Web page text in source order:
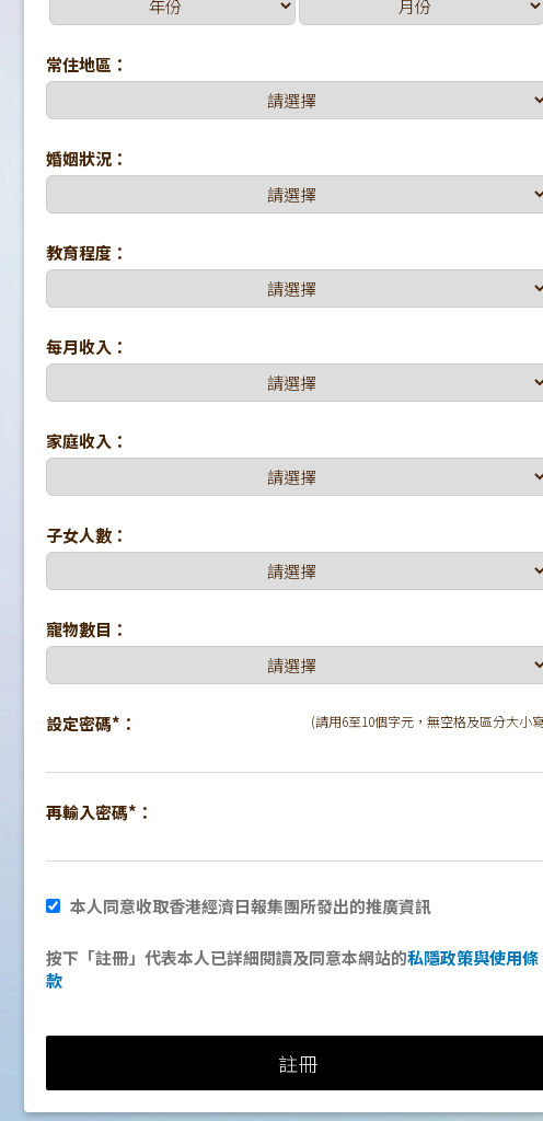
常住地區：
婚姻狀況：
教育程度：
每月收入：
家庭收入：
子女人數：
寵物數目：
設定密碼*： (請用6至10個字元，無空格及區分大小
再輸入密碼*：
本人同意收取香港經濟日報集團所發出的推廣資訊
按下「註冊」代表本人已詳細閱讀及同意本網站的私隱政策與使用條
款
註冊